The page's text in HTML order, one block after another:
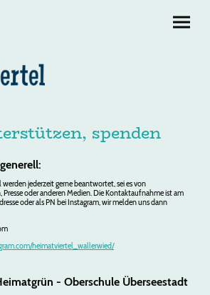
spenden
jederzeit gerne beantwortet, sei es von
oder anderen Medien. Die Kontaktaufnahme ist am
oder als PN bei Instagram, wir melden uns dann
heimatviertel_wallerwied/
- Oberschule Überseestadt